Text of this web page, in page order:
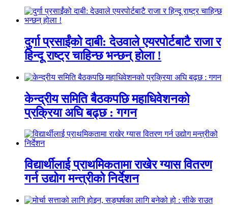
दुर्गा प्रसाईंको दाबी: देउवाले एयरपोर्टबाटै राजा र
हिन्दू राष्ट्र चाहिन्छ भन्छन् होला !
केन्द्रीय समिति बैठकपछि महाधिवेशनको
प्रक्रिया अघि बढ्छ : गगन
विद्यार्थीलाई प्राथमिकतामा राखेर ग्यास वितरण
गर्न उद्योग मन्त्रीको निर्देशन